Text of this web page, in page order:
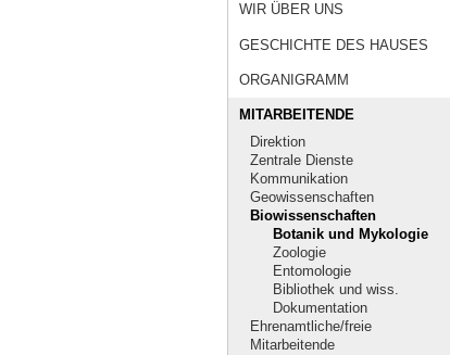
WIR ÜBER UNS
GESCHICHTE DES HAUSES
ORGANIGRAMM
MITARBEITENDE
Direktion
Zentrale Dienste
Kommunikation
Geowissenschaften
Biowissenschaften
Botanik und Mykologie
Zoologie
Entomologie
Bibliothek und wiss.
Dokumentation
Ehrenamtliche/freie
Mitarbeitende